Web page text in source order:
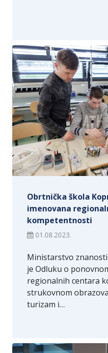
Obrtnička škola
imenovana
kompetentnosti
01.08.2023.
Ministarstvo
je Odluku o
regionalnih centara
strukovnom
turizam i…